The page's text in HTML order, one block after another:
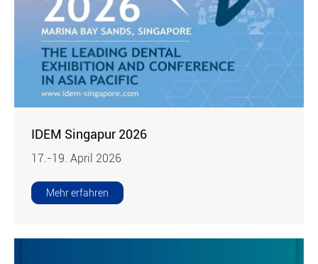
IDEM Singapur 2026
17.-19. April 2026
Mehr erfahren